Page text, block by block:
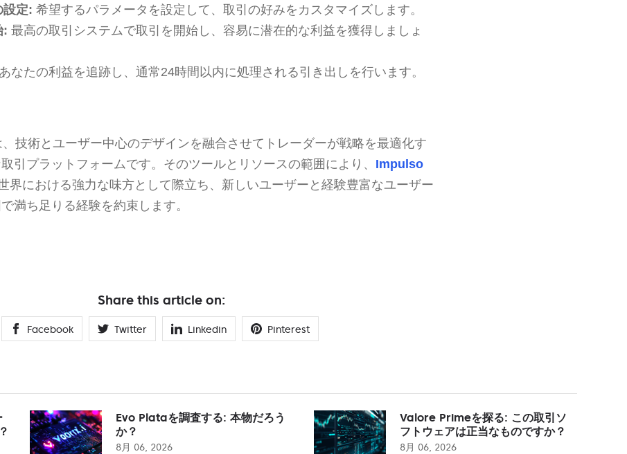
設定: 希望するパラメータを設定して、取引の好みをカスタマイズします。
: 最高の取引システムで取引を開始し、容易に潜在的な利益を獲得しましょ
あなたの利益を追跡し、通常24時間以内に処理される引き出しを行います。
技術とユーザー中心のデザインを融合させてトレーダーが戦略を最適化す
引プラットフォームです。そのツールとリソースの範囲により、 Impulso
界における強力な味方として際立ち、新しいユーザーと経験豊富なユーザー
満ち足りる経験を約束します。
Share this article on:
Facebook Twitter Linkedin Pinterest
Evo Plataを調査する: 本物だろう
か？
8月 06, 2026
Valore Primeを探る: この取引ソ
フトウェアは正当なものですか？
8月 06, 2026